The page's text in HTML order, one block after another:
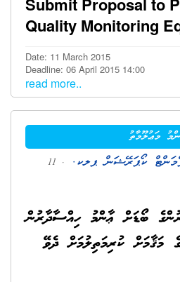
Quality Monitoring
Date: 11 March 2015
Deadline: 06 April 2015 14:00
read more..
މަޢުލޫމާތު
ކޯޕަރޭޝަން ޕލކ.
. 11
ބޯޑަށް ޢާންމު ހިއްސާދާރުން
މަޤާމަށް ކުރިމަތިލުމަށް ދެވޭ